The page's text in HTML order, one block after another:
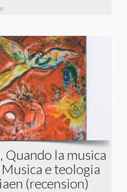
Quando la musica
e teologia
(recension)